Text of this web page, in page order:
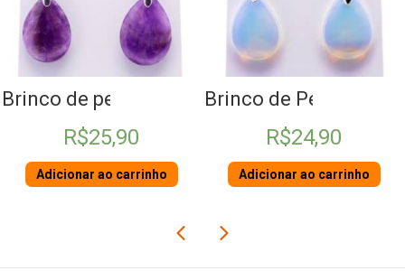
Verde
Brinco de pedra gota Ametista
R$25,90
Adicionar ao carrinho
Brinco de Pedra da
R$24,90
Adicionar ao carrinho